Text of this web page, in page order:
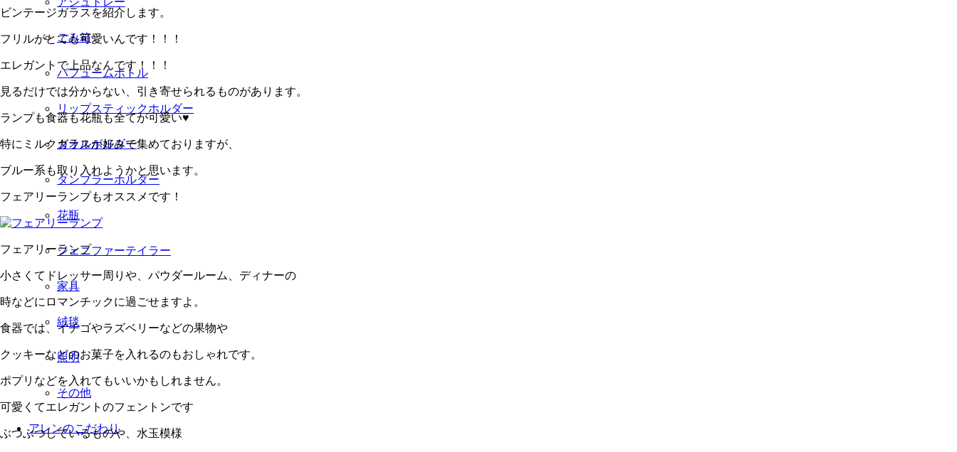
ごみ箱
パフュームボトル
リップスティックホルダー
タオルホルダー
タンブラーホルダー
花瓶
ジェニファーテイラー
家具
絨毯
照明
その他
アレンのこだわり
ビンテージガラスを紹介します。
フリルがとても可愛いんです！！！
エレガントで上品なんです！！！
見るだけでは分からない、引き寄せられるものがあります。
ランプも食器も花瓶も全てが可愛い♥
特にミルクガラスが好みで集めておりますが、
ブルー系も取り入れようかと思います。
フェアリーランプもオススメです！
フェアリーランプ
小さくてドレッサー周りや、パウダールーム、ディナーの
時などにロマンチックに過ごせますよ。
食器では、イチゴやラズベリーなどの果物や
クッキーなどのお菓子を入れるのもおしゃれです。
ポプリなどを入れてもいいかもしれません。
可愛くてエレガントのフェントンです
ぶつぶつしているものや、水玉模様